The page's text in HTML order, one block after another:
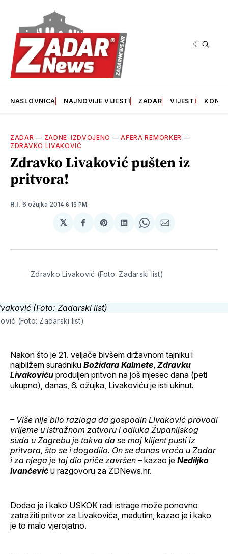
NASLOVNICA NAJNOVIJE VIJESTI ZADAR VIJESTI
ZADAR — ZADNE-IZDVOJENO —AFERA REMORKER —
ZDRAVKO LIVAKOVIĆ
Zdravko Livaković pušten iz
pritvora!
R.I. 6 ožujka 2014 6:16 PM.
𝕏
podijeliSharepodijeliSharepodijeli
Zdravko Livaković (Foto: Zadarski list)
(Foto: Zadarski list)
Nakon što je 21. veljače bivšem državnom tajniku i
najbližem suradniku Božidara Kalmete Zdravku
Livakoviću produljen pritvon na još mjesec dana (peti
ukupno), danas, 6. ožujka, Livakoviću je isti ukinut.
– Više nije bilo razloga da gospodin Livaković provodi
vrijeme u istražnom zatvoru i odluka Županijskog
suda u Zagrebu je takva da se moj klijent pusti iz
pritvora, što se i dogodilo. On se danas vraća u Zadar
i za njega je taj dio priče završen –kazao je Nediljko
Ivančević u razgovoru za ZDNews.hr.
Dodao je i kako USKOK radi istrage može ponovno
zatražiti pritvor za Livakovića, međutim, kazao je i kako
je to malo vjerojatno.